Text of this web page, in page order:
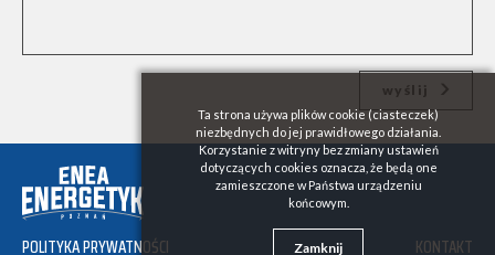
wyślij
POLITYKA PRYWATNOŚCI KONTAKT
Ta strona używa plików cookie (ciasteczek)
niezbędnych do jej prawidłowego działania.
Korzystanie z witryny bez zmiany ustawień
dotyczących cookies oznacza, że będą one
zamieszczone w Państwa urządzeniu
końcowym.
Zamknij